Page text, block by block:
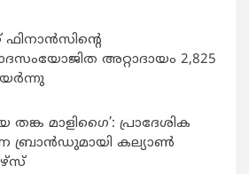
ഫിനാൻസിന്റെ
അറ്റാദായം 2,825
മാളിഗൈ’: പ്രാദേശിക
കല്യാണ്‍